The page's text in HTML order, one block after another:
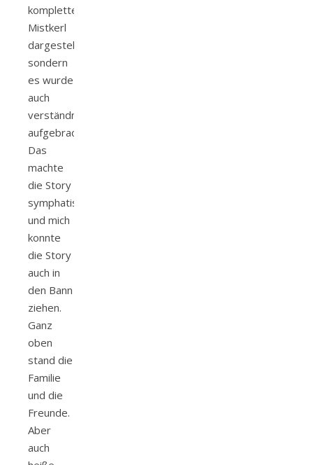
kompletter
Mistkerl
dargestellt,
sondern
es wurde
auch
verständnis
aufgebracht.
Das
machte
die Story
symphatischer
und mich
konnte
die Story
auch in
den Bann
ziehen.
Ganz
oben
stand die
Familie
und die
Freunde.
Aber
auch